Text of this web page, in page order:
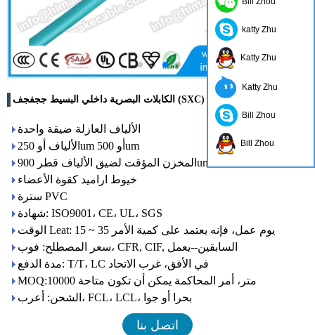
الكابلات البصرية داخلي البسيط ججفجف (SXC)
الألياف العازلة ضيقة واحدة
الألياف أو 250um أو 500um
المخزن المؤقت لضيق الألياف قطر 900um
خيوط اراميد كقوة الأعضاء
سترة PVC
شهادة: ISO9001، CE، UL، SGS
الوقت Leat: 15 ~ 35 يوم عمل، فإنه يعتمد على كمية الأمر
سعر المصطلح: فوب، CFR, CIF, السابقين--يعمل
مدة الدفع: T/T، LC في الأفق، غرب الاتحاد
MOQ:10000 متر، أمر المحاكمة يمكن أن تكون متاحة
الشحن: أعرب، FCL، LCL، بحرا أو جوا
اتصل بنا
katty Zhu
Katty Zhu
Katty Zhu
Bill Zhou
Bill Zhou